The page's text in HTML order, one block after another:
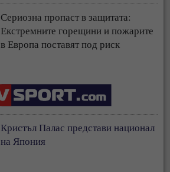
Сериозна пропаст в защитата:
Екстремните горещини и пожарите
в Европа поставят под риск
Кристъл Палас представи национал
на Япония